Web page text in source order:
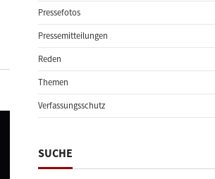
Pressefotos
Pressemitteilungen
Reden
Themen
Verfassungsschutz
SUCHE